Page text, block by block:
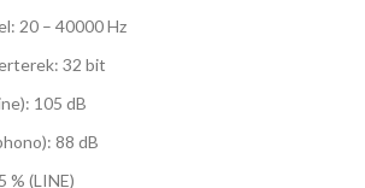
20 – 40000 Hz
32 bit
105 dB
88 dB
% (LINE)